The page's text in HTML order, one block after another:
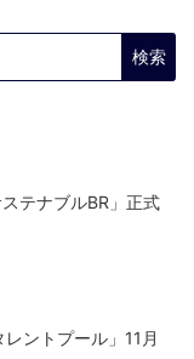
テナブルBR」正式
ントプール」11月